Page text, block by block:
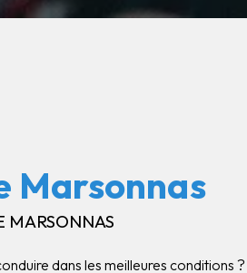
Marsonnas
MARSONNAS
dans les meilleures conditions ?